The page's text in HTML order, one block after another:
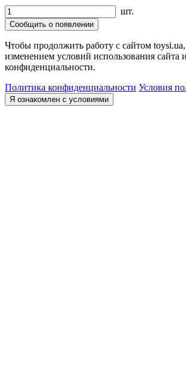
шт.
Сообщить о появлении
Чтобы продолжить работу с сайтом toysi.ua,
изменением условий использования сайта
конфиденциальности.
Политика конфиденциальности Условия
Я ознакомлен с условиями